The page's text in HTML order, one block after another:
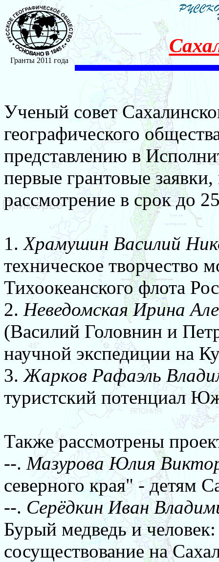
Гранты 2011 года
Ученый совет
географического
представлению в
первые грантовые
рассмотрение в срок до
1.Храмушин Василий
техническое творчество
Тихоокеанского флота
2. Неведомская Ирина
(Василий Головнин и
научной экспедиции на
3. Жарков Рафаэль
туристский потенциал
Также рассмотрены
--. Мазурова Юлия
северного края" - детям
--. Серёдкин Иван
Бурый медведь и
сосуществование на